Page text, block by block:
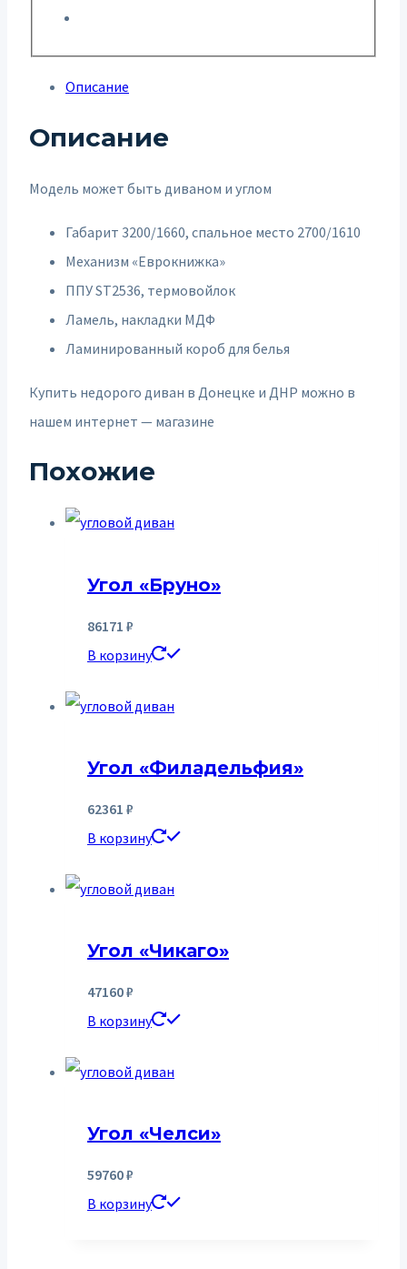
Описание
Описание
Модель может быть диваном и углом
Габарит 3200/1660, спальное место 2700/1610
Механизм «Еврокнижка»
ППУ ST2536, термовойлок
Ламель, накладки МДФ
Ламинированный короб для белья
Купить недорого диван в Донецке и ДНР можно в
нашем интернет — магазине
Похожие
Угол «Бруно»
86171 ₽
В корзину
Угол «Филадельфия»
62361 ₽
В корзину
Угол «Чикаго»
47160₽
В корзину
Угол «Челси»
59760₽
В корзину